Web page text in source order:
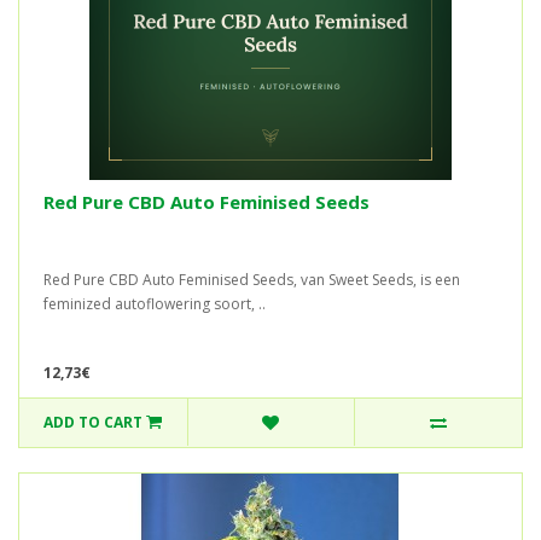
Red Pure CBD Auto Feminised Seeds
Red Pure CBD Auto Feminised Seeds, van Sweet Seeds, is een
feminized autoflowering soort, ..
12,73€
ADD TO CART